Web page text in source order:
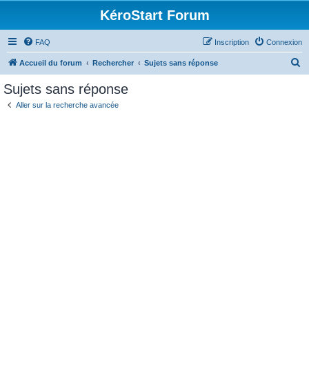
KéroStart Forum
FAQ Connexion
Inscription
Accueil du forum Rechercher Sujets sans réponse
Sujets sans réponse
Aller sur la recherche avancée